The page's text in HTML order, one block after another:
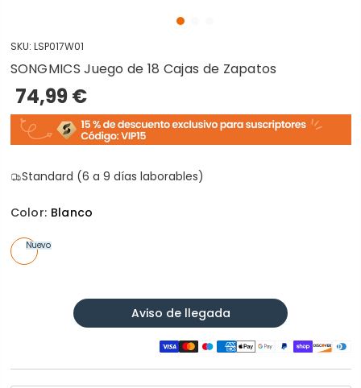
SKU: LSP017W01
SONGMICS Juego de 18 Cajas de Zapatos
74,99 €
Standard (6 a 9 días laborables)
Color: Blanco
Nuevo
Aviso de llegada